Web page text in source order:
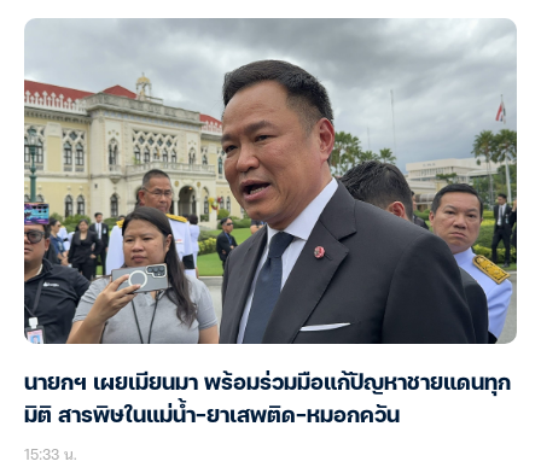
นายกฯ เผยเมียนมา พร้อมร่วมมือแก้ปัญหาชายแดนทุก
มิติ สารพิษในแม่น้ำ-ยาเสพติด-หมอกควัน
15:33 น.